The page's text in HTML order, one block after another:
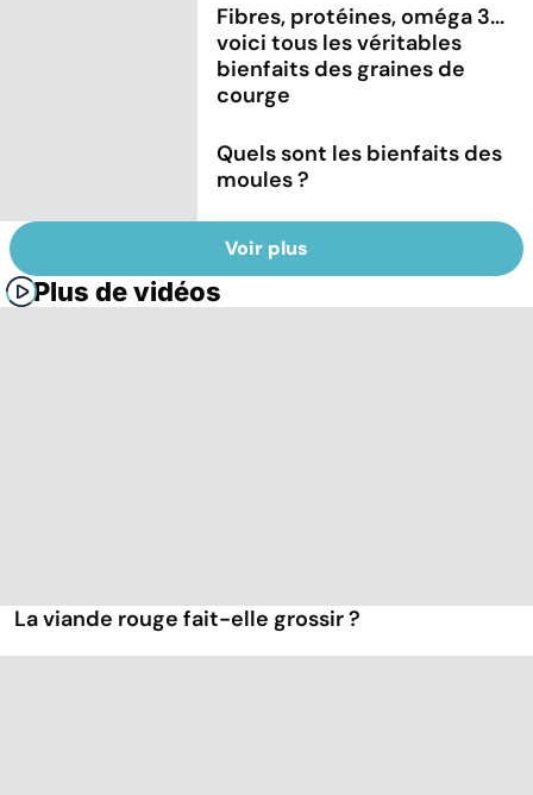
Fibres, protéines, oméga 3...
voici tous les véritables
bienfaits des graines de
courge
Quels sont les bienfaits des
moules ?
Voir plus
Plus de vidéos
La viande rouge fait-elle grossir ?